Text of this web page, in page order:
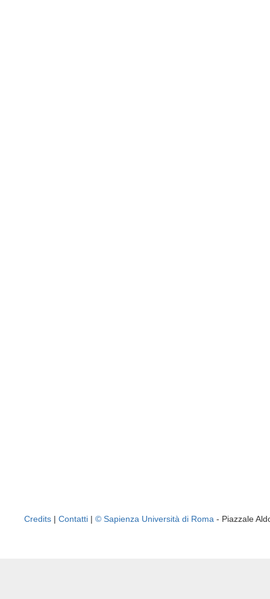
Credits | Contatti | © Sapienza Università di Roma - Piazzale